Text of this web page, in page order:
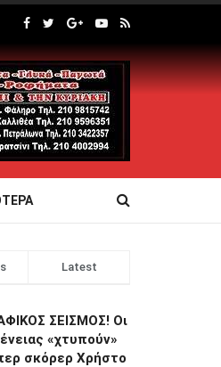
Latest
ΣΕΙΣΜΟΣ! Οι
«χτυπούν»
σκόρερ Χρήστο